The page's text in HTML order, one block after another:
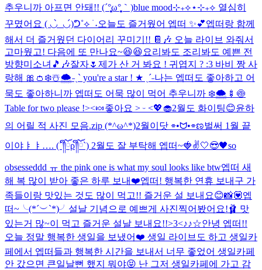
추우니까 아프면 안돼!! (´°̥̥̥̥̥̥̥̥ω°̥̥̥̥̥̥̥̥｀)blue mood⊹₊⟡⋆⊹₊⟡ 열심히
꾸몄어요 ( ◡̀_◡́)ᕤ˚⟡ ࣪ ˖오늘도 즐거웠어 엡떠 ✨💕엡떠랑 함께
해서 더 즐거웠던 다이어리 꾸미기!! 📔🎶 오늘 라이브 와줘서
고마웠고! 다음에 또 만나요~😆😆요리봐도 조리봐도 예쁜 전
방향미소녀🎵🎶잘자🌷 제가 산 거 봐요 ! 귀엽지 ? :3 바비 짱 사
랑해 🎀👛 ❄️☃️🌨️˗ˏˋ you're a star ! ★ ˎˊ˗나는 엡떠도 좋아하고 어
묵도 좋아하니까 엡떠도 어묵 많이 먹어 추우니까 ❄️🌨️🍢🍥
Table for two please !><🍬좋아요 ˃ ᵕ ˂💖🧁2월도 화이팅😊윤하
의 어릴 적 사진 모음.zip (*^ω^*)2월이닷 ⌯•ᗢ•⌯ಣ벌써 1월 끝
이야ㅑㅑ…. (´༎ຶོρ༎ຶོ`) 2월도 잘 부탁해 엡떠~🍓✌️🤍😎🖤so
obsesseddd ㅠ the pink one is what my soul looks like btw엡떠 새
해 복 많이 받아 좋은 하루 보내❤️엡떠! 행복한 연휴 보내구 가
족들이랑 맛있는 것도 많이 먹고!! 즐거운 설 보내요😊📸💟엡
떠~╰(*´︶`*)╯설날 기념으로 예쁘게 사진찍어봤어요!🩰 맛
있는거 많~이 먹고 즐거운 설날 보내요!!>3<♪♪☆안녕 엡떠!!
오늘 정말 행복한 생일을 보냈어❤️ 생일 라이브도 하고 생일카
페에서 엡떠들과 행복한 시간을 보내서 너무 좋었어 생일카페
안 갔으면 큰일날뻔 했지 뭐야😝 난 그저 생일카페에 가고 감